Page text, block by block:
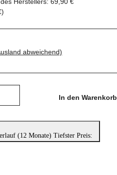
Herstellers: 69,90 €
)
abweichend)
In den Warenkorb
(12 Monate) Tiefster Preis: